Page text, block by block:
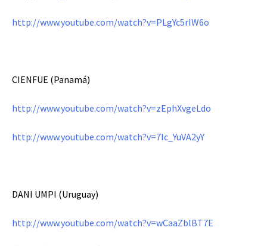
http://www.youtube.com/watch?v=PLgYc5rIW6o
CIENFUE (Panamá)
http://www.youtube.com/watch?v=zEphXvgeLdo
http://www.youtube.com/watch?v=7Ic_YuVA2yY
DANI UMPI (Uruguay)
http://www.youtube.com/watch?v=wCaaZblBT7E